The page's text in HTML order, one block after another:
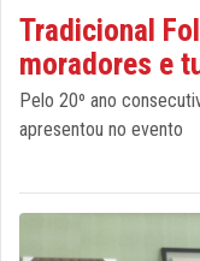
Tradicional
moradores e
Pelo 20º ano
apresentou no evento